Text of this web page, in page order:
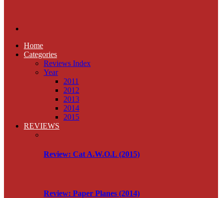
Home
Categories
Reviews Index
Year
2011
2012
2013
2014
2015
REVIEWS
Review: Cat A.W.O.L (2015)
Review: Paper Planes (2014)